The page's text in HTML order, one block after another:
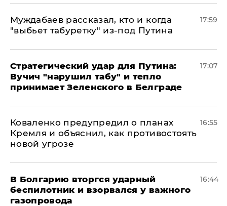
Муждабаев рассказал, кто и когда
"выбьет табуретку" из-под Путина
17:59
Стратегический удар для Путина:
Вучич "нарушил табу" и тепло
принимает Зеленского в Белграде
17:07
Коваленко предупредил о планах
Кремля и объяснил, как противостоять
новой угрозе
16:55
В Болгарию вторгся ударный
беспилотник и взорвался у важного
газопровода
16:44